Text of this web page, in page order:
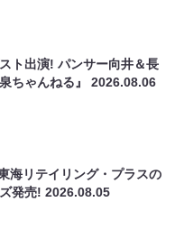
ト出演! パンサー向井＆長
ちゃんねる』2026.08.06
海リテイリング・プラスの
ズ発売!2026.08.05